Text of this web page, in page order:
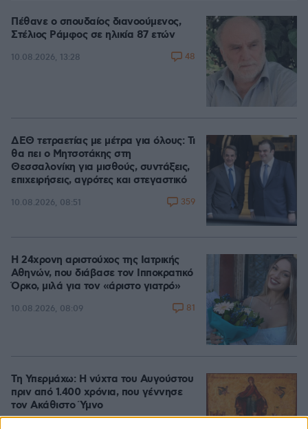
Πέθανε ο σπουδαίος διανοούμενος,
Στέλιος Ράμφος σε ηλικία 87 ετών
10.08.2026, 13:28 48
ΔΕΘ τετραετίας με μέτρα για όλους: Τι
θα πει ο Μητσοτάκης στη
Θεσσαλονίκη για μισθούς, συντάξεις,
επιχειρήσεις, αγρότες και στεγαστικό
10.08.2026, 08:51 359
Η 24χρονη αριστούχος της Ιατρικής
Αθηνών, που διάβασε τον Ιπποκρατικό
Όρκο, μιλά για τον «άριστο γιατρό»
10.08.2026, 08:09 81
Τη Υπερμάχω: Η νύχτα του Αυγούστου
πριν από 1.400 χρόνια, που γέννησε
τον Ακάθιστο Ύμνο